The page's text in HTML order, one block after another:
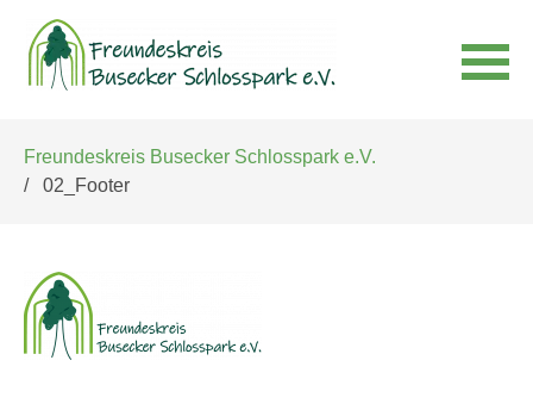
überspringen
Freundeskreis Busecker Schlosspark e.V.
02_Footer